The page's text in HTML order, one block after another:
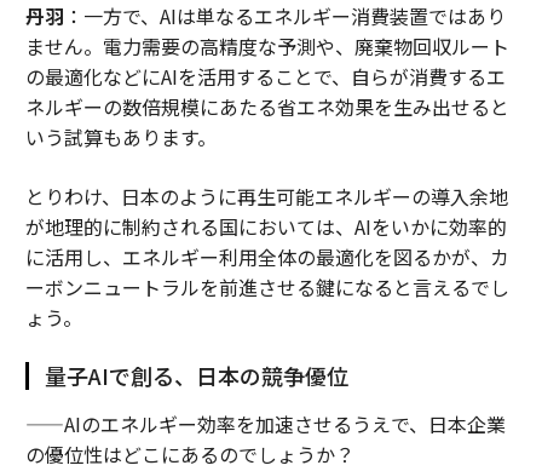
丹羽 ：一方で、AIは単なるエネルギー消費装置ではあり
ません。電力需要の高精度な予測や、廃棄物回収ルート
の最適化などにAIを活用することで、自らが消費するエ
ネルギーの数倍規模にあたる省エネ効果を生み出せると
いう試算もあります。
とりわけ、日本のように再生可能エネルギーの導入余地
が地理的に制約される国においては、AIをいかに効率的
に活用し、エネルギー利用全体の最適化を図るかが、カ
ーボンニュートラルを前進させる鍵になると言えるでし
ょう。
量子AIで創る、日本の競争優位
——AIのエネルギー効率を加速させるうえで、日本企業
の優位性はどこにあるのでしょうか？